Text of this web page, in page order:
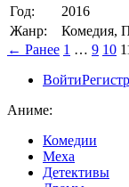
Год:
2016
Жанр:
Комедия,
← Ранее 1 … 9 10
Войти
Аниме:
Комедии
Меха
Детективы